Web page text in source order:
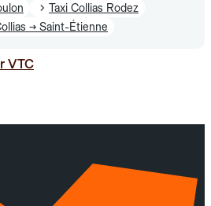
Taxi Collias Rodez
→ Saint-Étienne
VTC